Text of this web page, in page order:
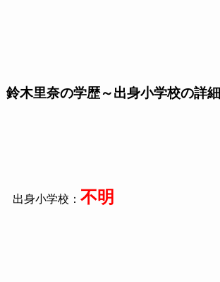
鈴木里奈の学歴～出身小学校の詳細
出身小学校： 不明